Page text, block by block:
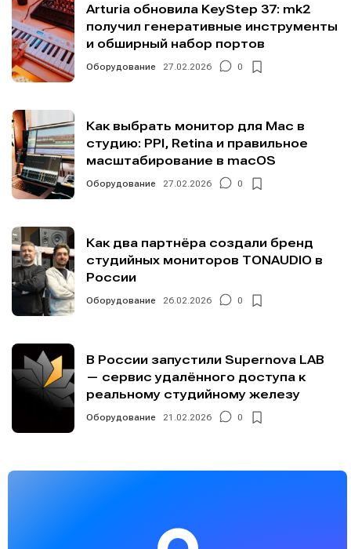
Arturia обновила KeyStep 37: mk2
получил генеративные инструменты
и обширный набор портов
Оборудование 27.02.2026 0
Как выбрать монитор для Mac в
студию: PPI, Retina и правильное
масштабирование в macOS
Оборудование 27.02.2026 0
Как два партнёра создали бренд
студийных мониторов TONAUDIO в
России
Оборудование 26.02.2026 0
В России запустили Supernova LAB
— сервис удалённого доступа к
реальному студийному железу
Оборудование 21.02.2026 0